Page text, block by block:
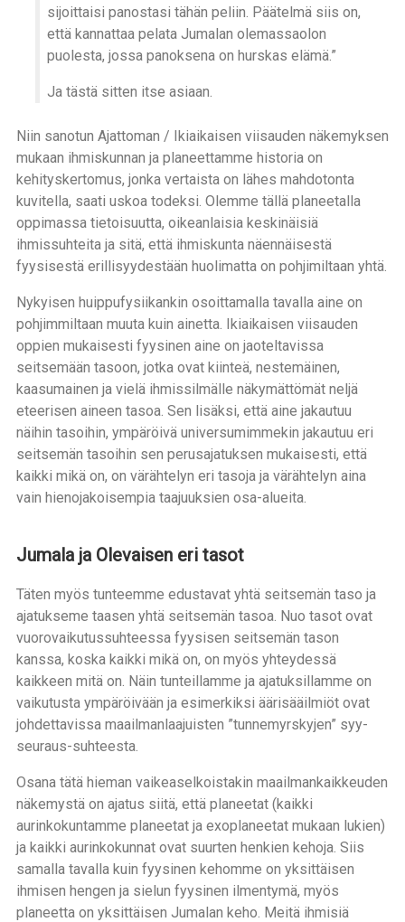
sijoittaisi panostasi tähän peliin. Päätelmä siis on,
että kannattaa pelata Jumalan olemassaolon
puolesta, jossa panoksena on hurskas elämä.”
Ja tästä sitten itse asiaan.
Niin sanotun Ajattoman / Ikiaikaisen viisauden näkemyksen
mukaan ihmiskunnan ja planeettamme historia on
kehityskertomus, jonka vertaista on lähes mahdotonta
kuvitella, saati uskoa todeksi. Olemme tällä planeetalla
oppimassa tietoisuutta, oikeanlaisia keskinäisiä
ihmissuhteita ja sitä, että ihmiskunta näennäisestä
fyysisestä erillisyydestään huolimatta on pohjimiltaan yhtä.
Nykyisen huippufysiikankin osoittamalla tavalla aine on
pohjimmiltaan muuta kuin ainetta. Ikiaikaisen viisauden
oppien mukaisesti fyysinen aine on jaoteltavissa
seitsemään tasoon, jotka ovat kiinteä, nestemäinen,
kaasumainen ja vielä ihmissilmälle näkymättömät neljä
eteerisen aineen tasoa. Sen lisäksi, että aine jakautuu
näihin tasoihin, ympäröivä universumimmekin jakautuu eri
seitsemän tasoihin sen perusajatuksen mukaisesti, että
kaikki mikä on, on värähtelyn eri tasoja ja värähtelyn aina
vain hienojakoisempia taajuuksien osa-alueita.
Jumala ja Olevaisen eri tasot
Täten myös tunteemme edustavat yhtä seitsemän taso ja
ajatukseme taasen yhtä seitsemän tasoa. Nuo tasot ovat
vuorovaikutussuhteessa fyysisen seitsemän tason
kanssa, koska kaikki mikä on, on myös yhteydessä
kaikkeen mitä on. Näin tunteillamme ja ajatuksillamme on
vaikutusta ympäröivään ja esimerkiksi äärisääilmiöt ovat
johdettavissa maailmanlaajuisten ”tunnemyrskyjen” syy-
seuraus-suhteesta.
Osana tätä hieman vaikeaselkoistakin maailmankaikkeuden
näkemystä on ajatus siitä, että planeetat (kaikki
aurinkokuntamme planeetat ja exoplaneetat mukaan lukien)
ja kaikki aurinkokunnat ovat suurten henkien kehoja. Siis
samalla tavalla kuin fyysinen kehomme on yksittäisen
ihmisen hengen ja sielun fyysinen ilmentymä, myös
planeetta on yksittäisen Jumalan keho. Meitä ihmisiä